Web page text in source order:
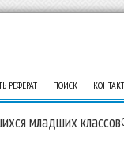
РЕФЕРАТ ПОИСК
младших классов